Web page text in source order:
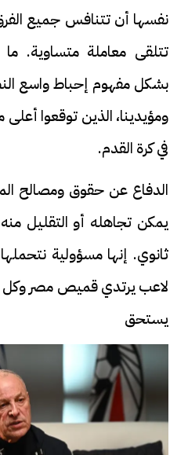
نفسها أن تتنافس جميع
تتلقى معاملة متساوية. ما
بشكل مفهوم إحباط واسع
ومؤيدينا، الذين توقعوا أعلى
في كرة القدم.
الدفاع عن حقوق ومصالح
يمكن تجاهله أو التقليل
ثانوي. إنها مسؤولية
لاعب يرتدي قميص مصر
يستحق